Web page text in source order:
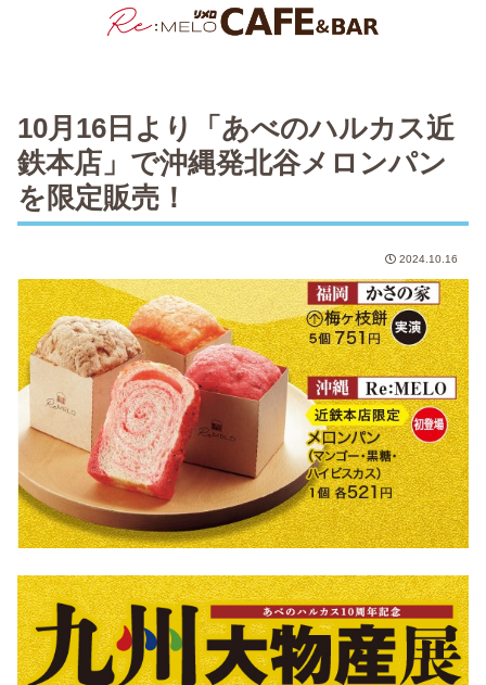
10月16日より「あべのハルカス近
鉄本店」で沖縄発北谷メロンパン
を限定販売！
2024.10.16